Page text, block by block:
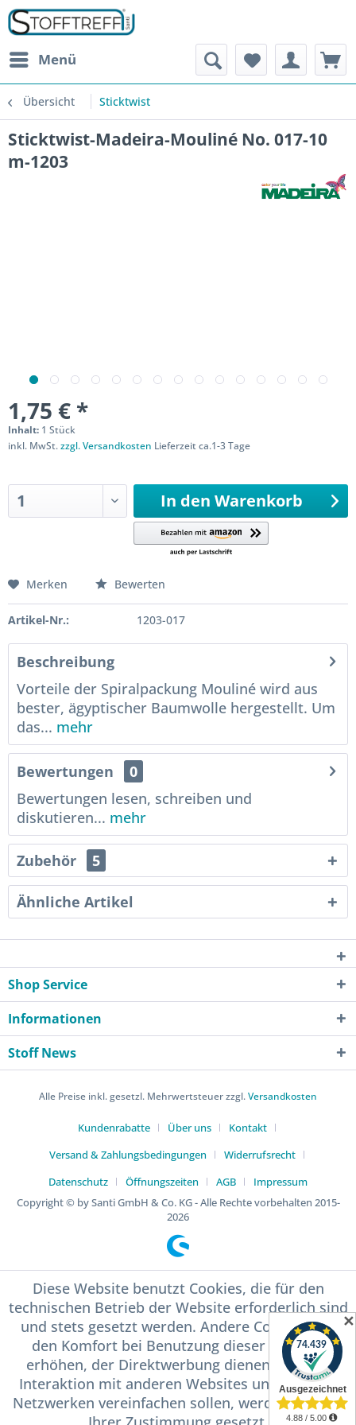
Menü
Übersicht Sticktwist
Sticktwist-Madeira-Mouliné No. 017-10
m-1203
1,75 € *
Inhalt: 1 Stück
inkl. MwSt.zzgl. Versandkosten Lieferzeit ca.1-3 Tage
In den Warenkorb
Merken Bewerten
Artikel-Nr.: 1203-017
Beschreibung
Vorteile der Spiralpackung Mouliné wird aus
bester, ägyptischer Baumwolle hergestellt. Um
das... mehr
Bewertungen
0
Bewertungen lesen, schreiben und
diskutieren... mehr
Zubehör 5
Ähnliche Artikel
Shop Service
Informationen
Stoff News
Alle Preise inkl. gesetzl. Mehrwertsteuer zzgl.Versandkosten
Kundenrabatte Über uns
Kontakt
Versand & Zahlungsbedingungen
Widerrufsrecht
Datenschutz
Öffnungszeiten AGB
Impressum
Copyright © by Santi GmbH & Co. KG - Alle Rechte vorbehalten 2015-
2026
Diese Website benutzt Cookies, die für den
technischen Betrieb der Website erforderlich sind
und stets gesetzt werden. Andere Cookies, die
den Komfort bei Benutzung dieser Website
erhöhen, der Direktwerbung dienen oder die
Interaktion mit anderen Websites und sozialen
Netzwerken vereinfachen sollen, werden nur mit
✕